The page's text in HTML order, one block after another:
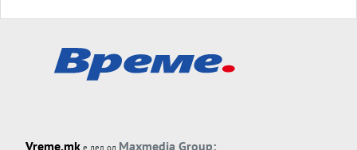
Tема
ДЛАБОКО УДОЛУ: Сметководствените
Vreme.mk е дел од Maxmedia Group: